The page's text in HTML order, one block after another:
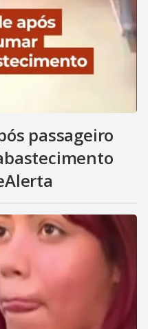
passageiro